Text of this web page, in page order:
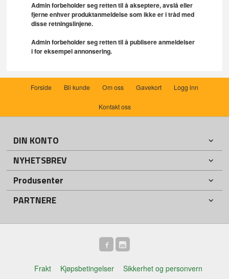
Admin forbeholder seg retten til å akseptere, avslå eller
fjerne enhver produktanmeldelse som ikke er i tråd med
disse retningslinjene.
Admin forbeholder seg retten til å publisere anmeldelser
i for eksempel annonsering.
Forside Bli kunde Om oss Gavekort Logg inn
Kontakt oss
DIN KONTO
NYHETSBREV
Produsenter
PARTNERE
Frakt Kjøpsbetingelser Sikkerhet og personvern